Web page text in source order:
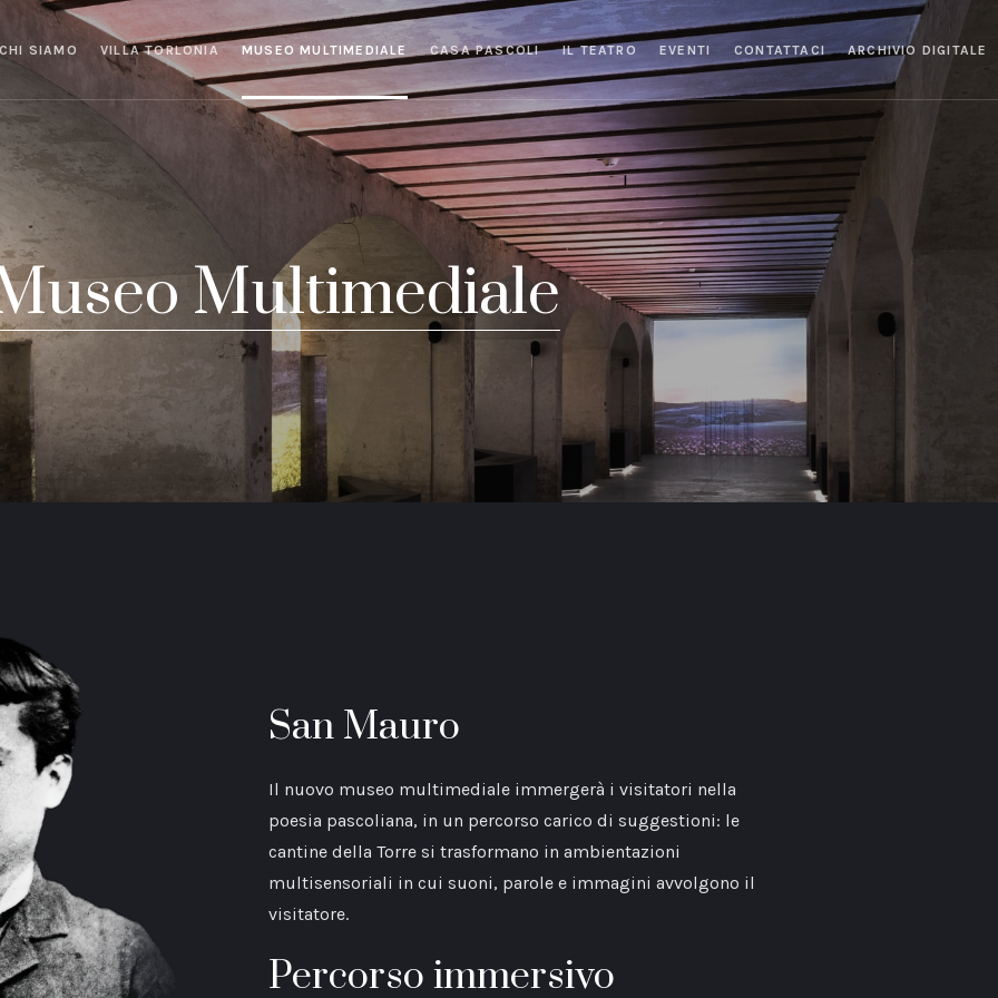
CHI SIAMO VILLA TORLONIA MUSEO MULTIMEDIALE CASA PASCOLI IL TEATRO EVENTI CONTATTACI ARCHIVIO DIGITALE
Multimediale
San Mauro
Il nuovo museo multimediale immergerà i visitatori nella
poesia pascoliana, in un percorso carico di suggestioni: le
cantine della Torre si trasformano in ambientazioni
multisensoriali in cui suoni, parole e immagini avvolgono il
visitatore.
Percorso immersivo